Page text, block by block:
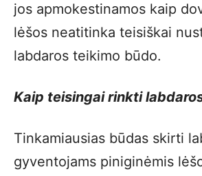
jos apmokestinamos kaip
lėšos neatitinka teisiškai
labdaros teikimo būdo.
Kaip teisingai rinkti
Tinkamiausias būdas skirti
gyventojams piniginėmis